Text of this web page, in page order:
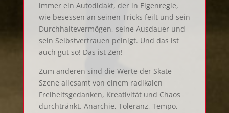
immer ein Autodidakt, der in Eigenregie,
wie besessen an seinen Tricks feilt und sein
Durchhaltevermögen, seine Ausdauer und
sein Selbstvertrauen peinigt. Und das ist
auch gut so! Das ist Zen!
Zum anderen sind die Werte der Skate
Szene allesamt von einem radikalen
Freiheitsgedanken, Kreativität und Chaos
durchtränkt. Anarchie, Toleranz, Tempo,